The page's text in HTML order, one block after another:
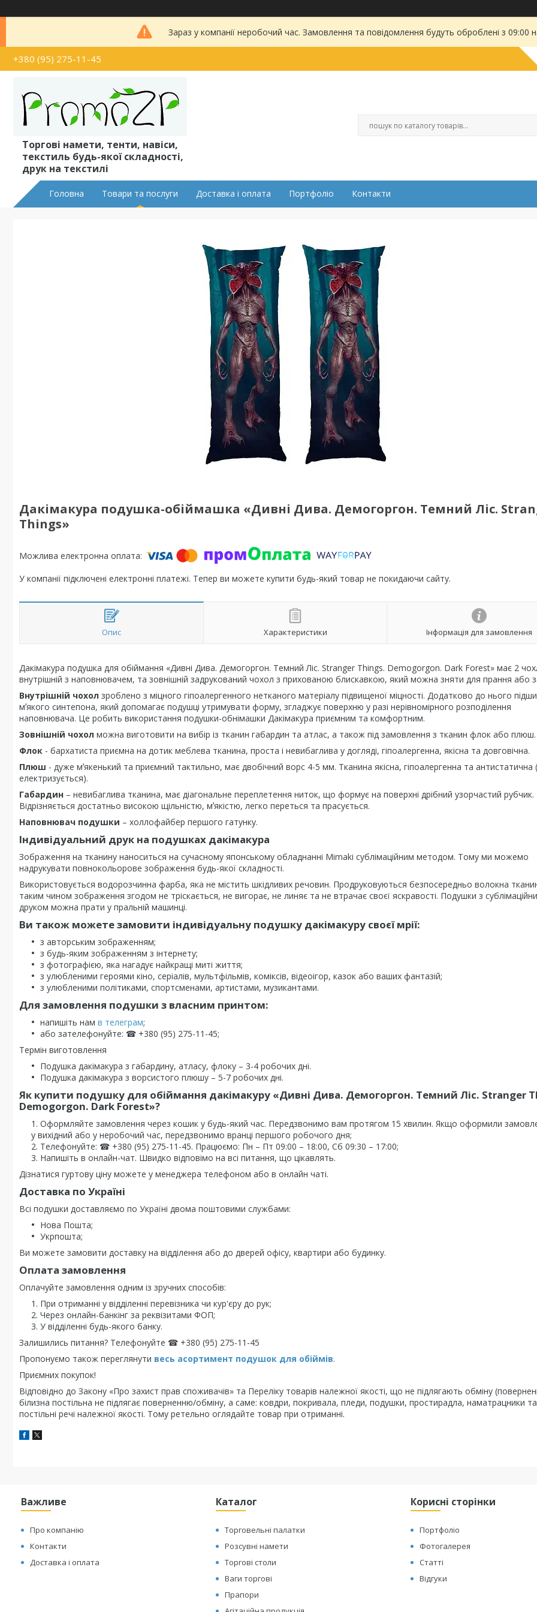
Зараз у компанії неробочий час. Замовлення та повідомлення будуть оброблені з
+380 (95) 275-11-45
Торгові намети, тенти, навіси,
текстиль будь-якої складності,
друк на текстилі
Головна Товари та послуги Доставка і оплата Портфоліо Контакти
Дакімакура подушка-обіймашка «Дивні Дива. Демогоргон. Темний Ліс.
Things»
У компанії підключені електронні платежі. Тепер ви можете купити будь-який товар не покидаючи сайту.
Опис Характеристики Інформація для замовлення
Дакімакура подушка для обіймання «Дивні Дива. Демогоргон. Темний Ліс. Stranger Things. Demogorgon. Dark Forest» має 2
внутрішній з наповнювачем, та зовнішній задрукований чохол з прихованою блискавкою, який можна зняти для прання або
Внутрішній чохол зроблено з міцного гіпоалергенного нетканого матеріалу підвищеної міцності. Додатково до нього
мʼякого синтепона, який допомагає подушці утримувати форму, згладжує поверхню у разі нерівномірного розподілення
наповнювача. Це робить використання подушки-обнімашки Дакімакура приємним та комфортним.
Зовнішній чохол можна виготовити на вибір із тканин габардин та атлас, а також під замовлення з тканин флок або плюш.
Флок - бархатиста приємна на дотик меблева тканина, проста і невибаглива у догляді, гіпоалергенна, якісна та довговічна.
Плюш - дуже мʼякенький та приємний тактильно, має двобічний ворс 4-5 мм. Тканина якісна, гіпоалергенна та антистатична
електризується).
Габардин – невибаглива тканина, має діагональне переплетення ниток, що формує на поверхні дрібний узорчастий рубчик.
Відрізняється достатньо високою щільністю, мʼякістю, легко переться та прасується.
Наповнювач подушки – холлофайбер першого гатунку.
Індивідуальний друк на подушках дакімакура
Зображення на тканину наноситься на сучасному японському обладнанні Mimaki сублімаційним методом. Тому ми можемо
надрукувати повнокольорове зображення будь-якої складності.
Використовується водорозчинна фарба, яка не містить шкідливих речовин. Продруковуються безпосередньо волокна
таким чином зображення згодом не тріскається, не вигорає, не линяє та не втрачає своєї яскравості. Подушки з
друком можна прати у пральній машинці.
Ви також можете замовити індивідуальну подушку дакімакуру своєї мрії:
з авторським зображенням;
з будь-яким зображенням з інтернету;
з фотографією, яка нагадує найкращі миті життя;
з улюбленими героями кіно, серіалів, мультфільмів, коміксів, відеоігор, казок або ваших фантазій;
з улюбленими політиками, спортсменами, артистами, музикантами.
Для замовлення подушки з власним принтом:
напишіть нам в телеграм;
або зателефонуйте: ☎ +380 (95) 275-11-45;
Термін виготовлення
Подушка дакімакура з габардину, атласу, флоку – 3-4 робочих дні.
Подушка дакімакура з ворсистого плюшу – 5-7 робочих дні.
Як купити подушку для обіймання дакімакуру «Дивні Дива. Демогоргон. Темний Ліс. Stranger
Demogorgon. Dark Forest»?
Оформляйте замовлення через кошик у будь-який час. Передзвонимо вам протягом 15 хвилин. Якщо оформили
у вихідний або у неробочий час, передзвонимо вранці першого робочого дня;
Телефонуйте: ☎ +380 (95) 275-11-45. Працюємо: Пн – Пт 09:00 – 18:00, Сб 09:30 – 17:00;
Напишіть в онлайн-чат. Швидко відповімо на всі питання, що цікавлять.
Дізнатися гуртову ціну можете у менеджера телефоном або в онлайн чаті.
Доставка по Україні
Всі подушки доставляємо по Україні двома поштовими службами:
Нова Пошта;
Укрпошта;
Ви можете замовити доставку на відділення або до дверей офісу, квартири або будинку.
Оплата замовлення
Оплачуйте замовлення одним із зручних способів:
При отриманні у відділенні перевізника чи кур'єру до рук;
Через онлайн-банкінг за реквізитами ФОП;
У відділенні будь-якого банку.
Залишились питання? Телефонуйте ☎ +380 (95) 275-11-45
Пропонуємо також переглянути весь асортимент подушок для обіймів.
Приємних покупок!
Відповідно до Закону «Про захист прав споживачів» та Переліку товарів належної якості, що не підлягають обміну
білизна постільна не підлягає поверненню/обміну, а саме: ковдри, покривала, пледи, подушки, простирадла, наматрацники та
постільні речі належної якості. Тому ретельно оглядайте товар при отриманні.
Важливе
Про компанію
Контакти
Доставка і оплата
Каталог
Торговельні палатки
Розсувні намети
Торгові столи
Ваги торгові
Прапори
Корисні сторінки
Портфоліо
Фотогалерея
Статті
Відгуки